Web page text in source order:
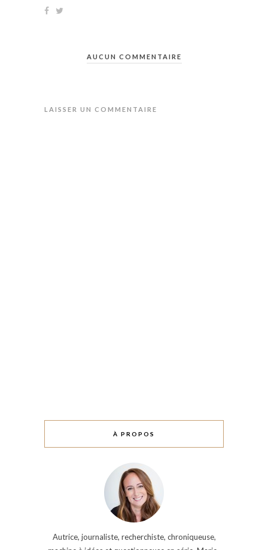
AUCUN COMMENTAIRE
LAISSER UN COMMENTAIRE
À PROPOS
Autrice, journaliste, recherchiste, chroniqueuse,